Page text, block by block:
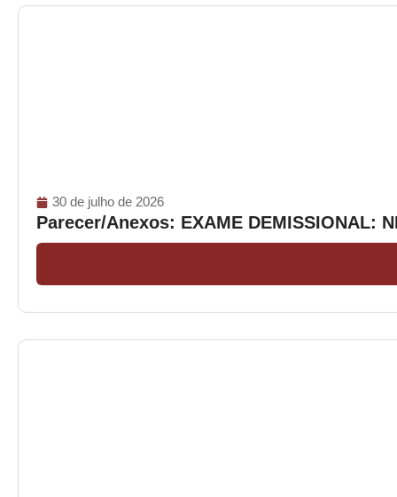
30 de julho de 2026
Parecer/Anexos: EXAME DEMISSIONAL: